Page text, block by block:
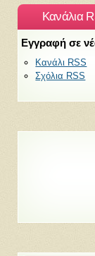
Κανάλια
Εγγραφή σε
Κανάλι RSS
Σχόλια RSS